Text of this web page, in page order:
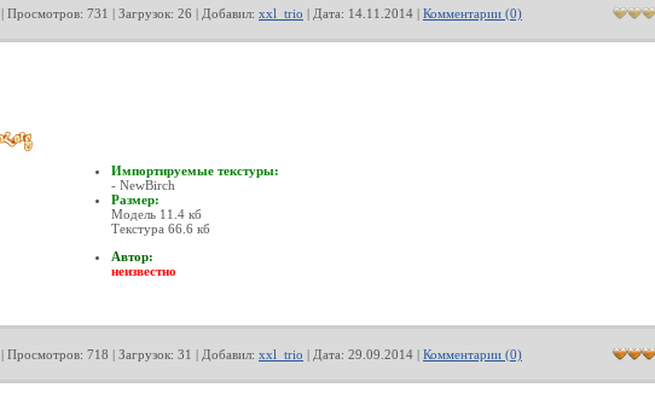
| Просмотров: 731 | Загрузок: 26 | Добавил: xxl_trio | Дата: 14.11.2014 | Комментарии (0)
Импортируемые текстуры:
- NewBirch
Размер:
Модель 11.4 кб
Текстура 66.6 кб
Автор:
неизвестно
| Просмотров: 718 | Загрузок: 31 | Добавил: xxl_trio | Дата: 29.09.2014 | Комментарии (0)